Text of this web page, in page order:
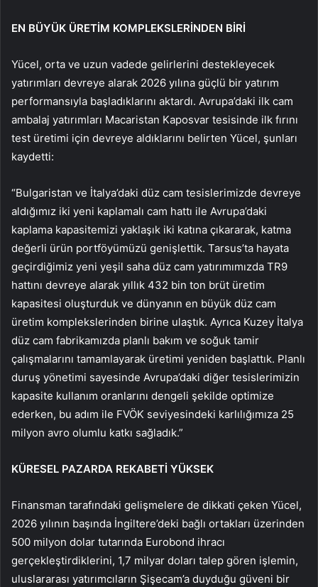
EN BÜYÜK ÜRETİM KOMPLEKSLERİNDEN BİRİ
Yücel, orta ve uzun vadede gelirlerini destekleyecek
yatırımları devreye alarak 2026 yılına güçlü bir yatırım
performansıyla başladıklarını aktardı. Avrupa’daki ilk cam
ambalaj yatırımları Macaristan Kaposvar tesisinde ilk fırını
test üretimi için devreye aldıklarını belirten Yücel, şunları
kaydetti:
“Bulgaristan ve İtalya’daki düz cam tesislerimizde devreye
aldığımız iki yeni kaplamalı cam hattı ile Avrupa’daki
kaplama kapasitemizi yaklaşık iki katına çıkararak, katma
değerli ürün portföyümüzü genişlettik. Tarsus’ta hayata
geçirdiğimiz yeni yeşil saha düz cam yatırımımızda TR9
hattını devreye alarak yıllık 432 bin ton brüt üretim
kapasitesi oluşturduk ve dünyanın en büyük düz cam
üretim komplekslerinden birine ulaştık. Ayrıca Kuzey İtalya
düz cam fabrikamızda planlı bakım ve soğuk tamir
çalışmalarını tamamlayarak üretimi yeniden başlattık. Planlı
duruş yönetimi sayesinde Avrupa’daki diğer tesislerimizin
kapasite kullanım oranlarını dengeli şekilde optimize
ederken, bu adım ile FVÖK seviyesindeki karlılığımıza 25
milyon avro olumlu katkı sağladık.”
KÜRESEL PAZARDA REKABETİ YÜKSEK
Finansman tarafındaki gelişmelere de dikkati çeken Yücel,
2026 yılının başında İngiltere’deki bağlı ortakları üzerinden
500 milyon dolar tutarında Eurobond ihracı
gerçekleştirdiklerini, 1,7 milyar doları talep gören işlemin,
uluslararası yatırımcıların Şişecam’a duyduğu güveni bir